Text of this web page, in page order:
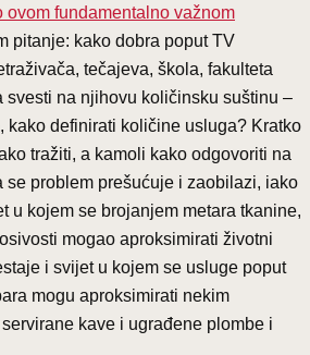
ovom fundamentalno važnom
pitanje: kako dobra poput TV
tečajeva, škola, fakulteta
svesti na njihovu količinsku suštinu –
kako definirati količine usluga? Kratko
tražiti, a kamoli kako odgovoriti na
se problem prešućuje i zaobilazi, iako
u kojem se brojanjem metara tkanine,
mogao aproksimirati životni
i svijet u kojem se usluge poput
mogu aproksimirati nekim
kave i ugrađene plombe i